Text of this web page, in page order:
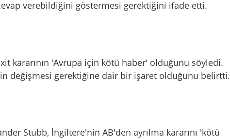
verebildiğini göstermesi gerektiğini ifade etti.
kararının 'Avrupa için kötü haber' olduğunu söyledi.
değişmesi gerektiğine dair bir işaret olduğunu belirtti.
Stubb, İngiltere'nin AB'den ayrılma kararını 'kötü